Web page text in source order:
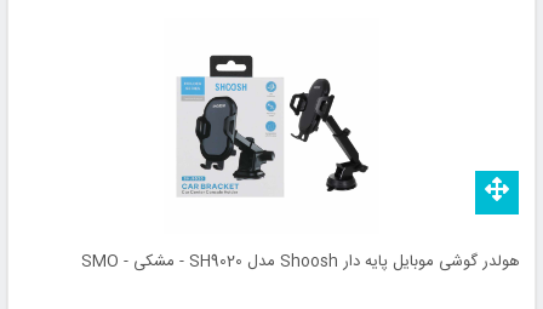
هولدر گوشی موبایل پایه دار Shoosh مدل SH9020 - مشکی - SMO